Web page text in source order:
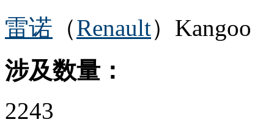
雷诺 （Renault）Kangoo
涉及数量：
2243